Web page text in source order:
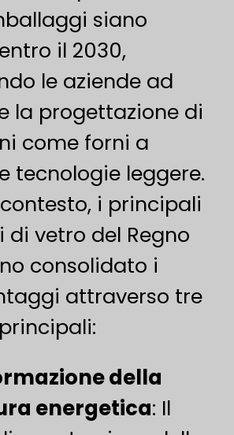
siano
il 2030,
le aziende ad
la progettazione di
come forni a
tecnologie leggere.
i principali
vetro del Regno
consolidato i
attraverso tre
della
energetica​: Il